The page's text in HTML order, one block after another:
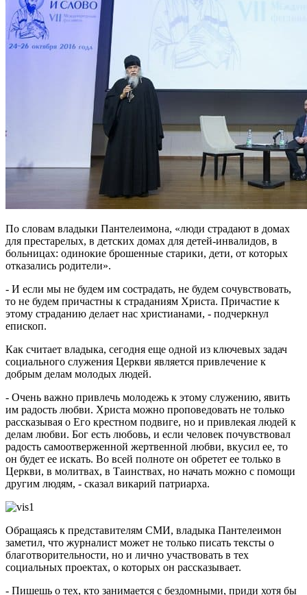
По словам владыки Пантелеимона, «люди страдают в домах
для престарелых, в детских домах для детей-инвалидов, в
больницах: одинокие брошенные старики, дети, от которых
отказались родители».
- И если мы не будем им сострадать, не будем сочувствовать,
то не будем причастны к страданиям Христа. Причастие к
этому страданию делает нас христианами, - подчеркнул
епископ.
Как считает владыка, сегодня еще одной из ключевых задач
социального служения Церкви является привлечение к
добрым делам молодых людей.
- Очень важно привлечь молодежь к этому служению, явить
им радость любви. Христа можно проповедовать не только
рассказывая о Его крестном подвиге, но и привлекая людей к
делам любви. Бог есть любовь, и если человек почувствовал
радость самоотверженной жертвенной любви, вкусил ее, то
он будет ее искать. Во всей полноте он обретет ее только в
Церкви, в молитвах, в Таинствах, но начать можно с помощи
другим людям, - сказал викарий патриарха.
Обращаясь к представителям СМИ, владыка Пантелеимон
заметил, что журналист может не только писать тексты о
благотворительности, но и лично участвовать в тех
социальных проектах, о которых он рассказывает.
- Пишешь о тех, кто занимается с бездомными, приди хотя бы